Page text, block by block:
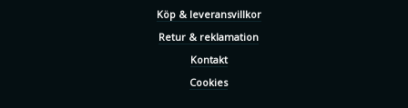
Köp & leveransvillkor
Retur & reklamation
Kontakt
Cookies